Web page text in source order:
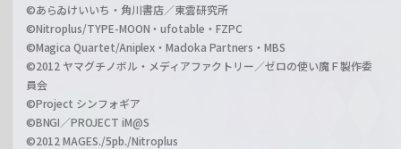
©あらゐけいいち・角川書店／東雲研究所
©Nitroplus/TYPE-MOON・ufotable・FZPC
©Magica Quartet/Aniplex・Madoka Partners・MBS
©2012 ヤマグチノボル・メディアファクトリー／ゼロの使い魔Ｆ製作委
員会
©Project シンフォギア
©BNGI／PROJECT iM@S
©2012 MAGES./5pb./Nitroplus